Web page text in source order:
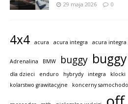
29 maja 2026 0
4x4 acura acura integra acura integra
Adrenalina BMW buggy
dla dzieci
enduro hybrydy integra klocki
kolarstwo grawitacyjne
koncerny